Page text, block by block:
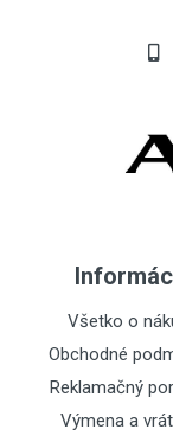
Post
Všetko o
Obchodné
Reklamačný
Výmena a